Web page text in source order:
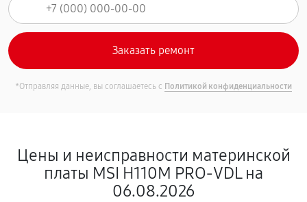
*Отправляя данные, вы соглашаетесь с Политикой конфиденциальности
Цены и неисправности материнской
платы MSI H110M PRO-VDL на
06.08.2026